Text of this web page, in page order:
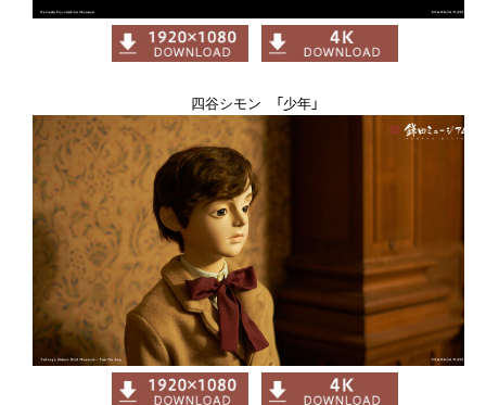
四谷シモン 「少年」